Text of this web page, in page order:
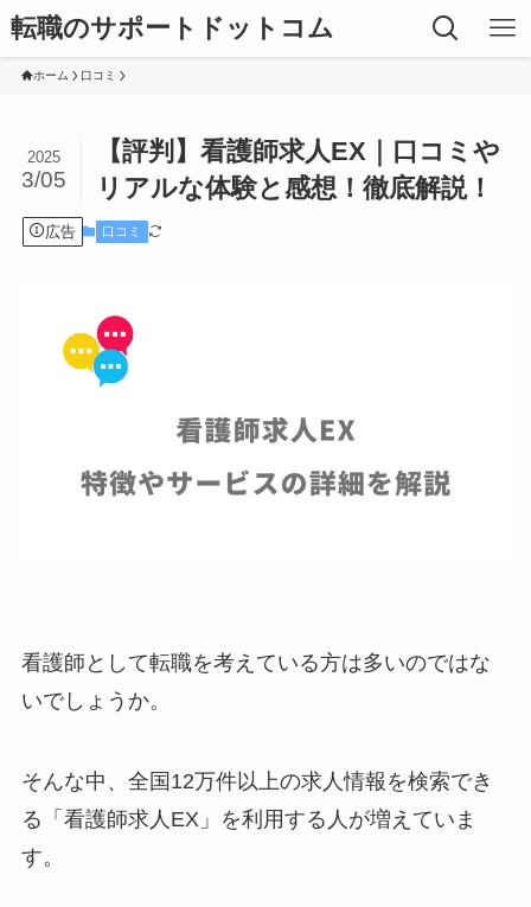
転職のサポートドットコム
ホーム 口コミ
【評判】看護師求人EX｜口コミや
リアルな体験と感想！徹底解説！
2025
3/05
広告 口コミ
看護師として転職を考えている方は多いのではな
いでしょうか。
そんな中、全国12万件以上の求人情報を検索でき
る「看護師求人EX」を利用する人が増えていま
す。